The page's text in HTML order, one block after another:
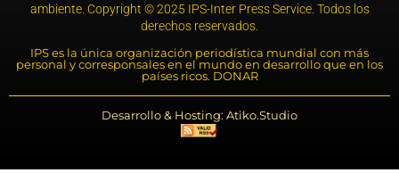
ambiente. Copyright © 2025 IPS-Inter Press Service. Todos los
derechos reservados.
IPS es la única organización periodística mundial con más
personal y corresponsales en el mundo en desarrollo que en los
países ricos. DONAR
Desarrollo & Hosting: Atiko.Studio